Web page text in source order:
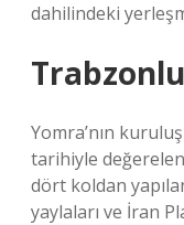
dahilindeki
Yomra’nın
tarihiyle
dört koldan
yaylaları ve İran